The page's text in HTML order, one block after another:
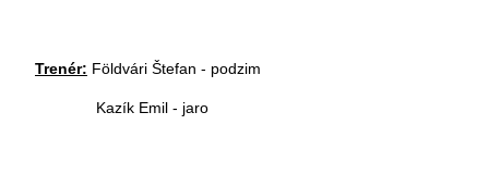
Trenér: Földvári Štefan - podzim
Kazík Emil - jaro